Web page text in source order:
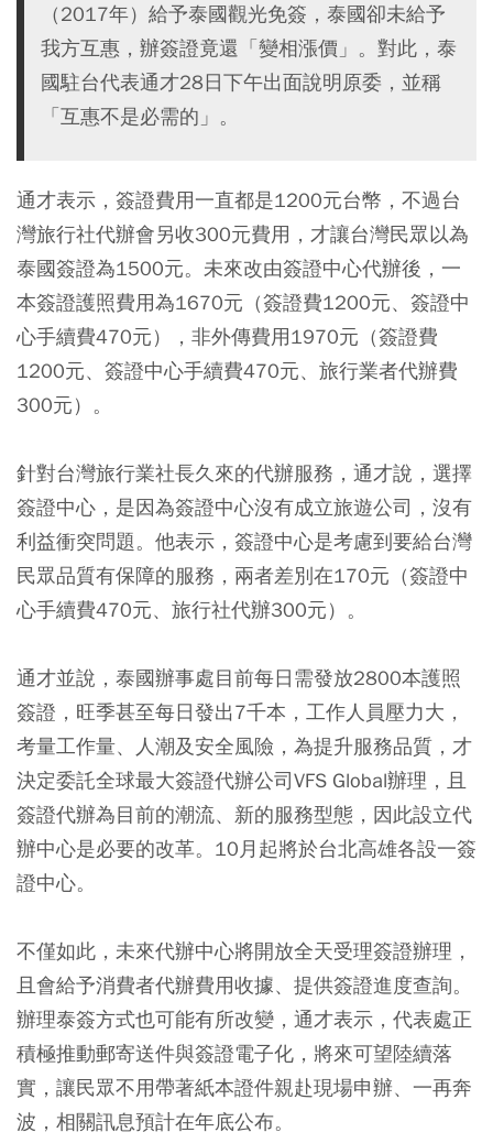
（2017年）給予泰國觀光免簽，泰國卻未給予
我方互惠，辦簽證竟還「變相漲價」。對此，泰
國駐台代表通才28日下午出面說明原委，並稱
「互惠不是必需的」。
通才表示，簽證費用一直都是1200元台幣，不過台
灣旅行社代辦會另收300元費用，才讓台灣民眾以為
泰國簽證為1500元。未來改由簽證中心代辦後，一
本簽證護照費用為1670元（簽證費1200元、簽證中
心手續費470元），非外傳費用1970元（簽證費
1200元、簽證中心手續費470元、旅行業者代辦費
300元）。
針對台灣旅行業社長久來的代辦服務，通才說，選擇
簽證中心，是因為簽證中心沒有成立旅遊公司，沒有
利益衝突問題。他表示，簽證中心是考慮到要給台灣
民眾品質有保障的服務，兩者差別在170元（簽證中
心手續費470元、旅行社代辦300元）。
通才並說，泰國辦事處目前每日需發放2800本護照
簽證，旺季甚至每日發出7千本，工作人員壓力大，
考量工作量、人潮及安全風險，為提升服務品質，才
決定委託全球最大簽證代辦公司VFS Global辦理，且
簽證代辦為目前的潮流、新的服務型態，因此設立代
辦中心是必要的改革。10月起將於台北高雄各設一簽
證中心。
不僅如此，未來代辦中心將開放全天受理簽證辦理，
且會給予消費者代辦費用收據、提供簽證進度查詢。
辦理泰簽方式也可能有所改變，通才表示，代表處正
積極推動郵寄送件與簽證電子化，將來可望陸續落
實，讓民眾不用帶著紙本證件親赴現場申辦、一再奔
波，相關訊息預計在年底公布。